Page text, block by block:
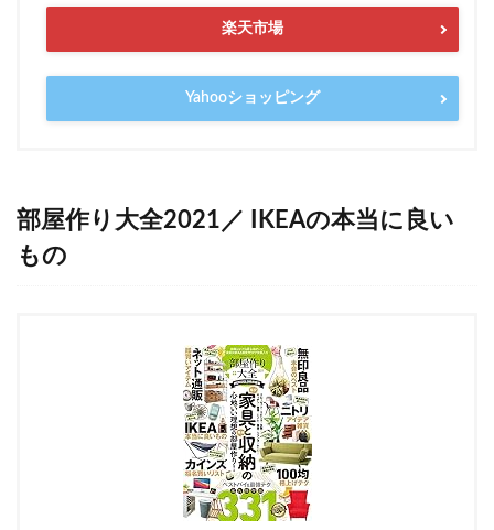
楽天市場
Yahooショッピング
部屋作り大全2021／ IKEAの本当に良い
もの